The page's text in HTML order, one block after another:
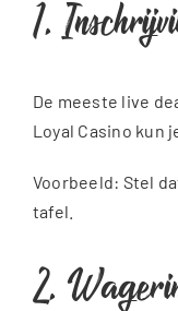
1.
De meeste live
Loyal Casino kun
Voorbeeld: Stel
tafel.
2.